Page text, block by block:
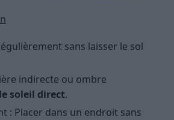
sans laisser le sol
indirecte ou ombre
soleil direct.
: Placer dans un endroit sans